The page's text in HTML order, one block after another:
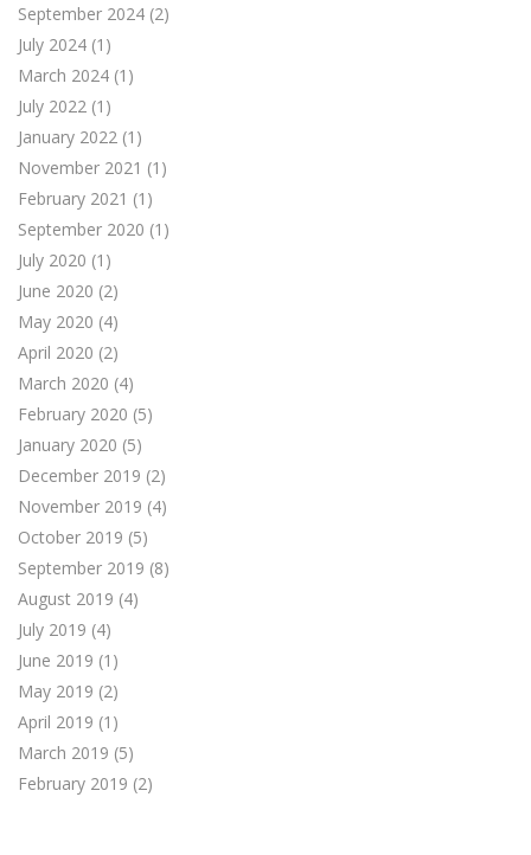
September 2024 (2)
July 2024 (1)
March 2024 (1)
July 2022 (1)
January 2022 (1)
November 2021 (1)
February 2021 (1)
September 2020 (1)
July 2020 (1)
June 2020 (2)
May 2020 (4)
April 2020 (2)
March 2020 (4)
February 2020 (5)
January 2020 (5)
December 2019 (2)
November 2019 (4)
October 2019 (5)
September 2019 (8)
August 2019 (4)
July 2019 (4)
June 2019 (1)
May 2019 (2)
April 2019 (1)
March 2019 (5)
February 2019 (2)